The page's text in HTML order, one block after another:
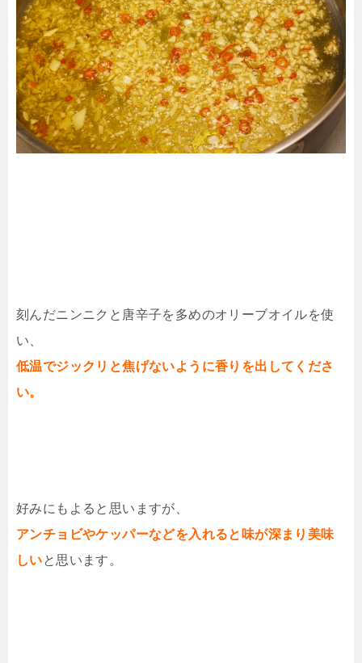
刻んだニンニクと唐辛子を多めのオリーブオイルを使
い、
低温でジックリと焦げないように香りを出してくださ
い。
好みにもよると思いますが、
アンチョビやケッパーなどを入れると味が深まり美味
しいと思います。